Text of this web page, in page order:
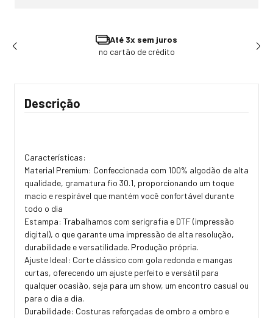
Ganhe 3% OFF
Pagando no Pix
Descrição
Características:
Material Premium: Confeccionada com 100% algodão de alta
qualidade, gramatura fio 30.1, proporcionando um toque
macio e respirável que mantém você confortável durante
todo o dia
Estampa: Trabalhamos com serigrafia e DTF (impressão
digital), o que garante uma impressão de alta resolução,
durabilidade e versatilidade. Produção própria.
Ajuste Ideal: Corte clássico com gola redonda e mangas
curtas, oferecendo um ajuste perfeito e versátil para
qualquer ocasião, seja para um show, um encontro casual ou
para o dia a dia.
Durabilidade: Costuras reforçadas de ombro a ombro e